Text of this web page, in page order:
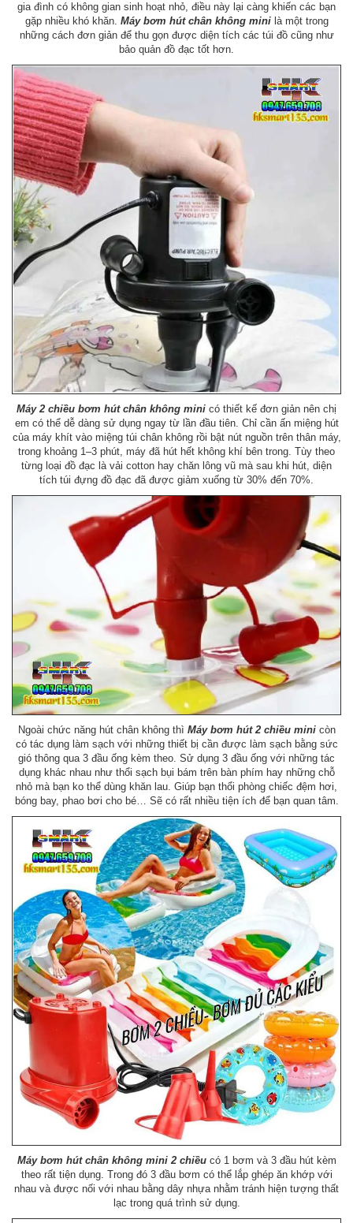
gia đình có không gian sinh hoạt nhỏ, điều này lại càng khiến các bạn
gặp nhiều khó khăn. Máy bơm hút chân không minilà một trong
những cách đơn giản để thu gọn được diện tích các túi đồ cũng như
bảo quản đồ đạc tốt hơn.
Máy 2 chiều bơm hút chân không mini có thiết kế đơn giản nên chị
em có thể dễ dàng sử dụng ngay từ lần đầu tiên. Chỉ cần ấn miệng hút
của máy khít vào miệng túi chân không rồi bật nút nguồn trên thân máy,
trong khoảng 1–3 phút, máy đã hút hết không khí bên trong. Tùy theo
từng loại đồ đạc là vải cotton hay chăn lông vũ mà sau khi hút, diện
tích túi đựng đồ đạc đã được giảm xuống từ 30% đến 70%.
Ngoài chức năng hút chân không thì Máy bơm hút 2 chiều minicòn
có tác dụng làm sạch với những thiết bị cần được làm sạch bằng sức
gió thông qua 3 đầu ống kèm theo. Sử dụng 3 đầu ống với những tác
dụng khác nhau như thổi sạch bụi bám trên bàn phím hay những chỗ
nhỏ mà bạn ko thể dùng khăn lau. Giúp bạn thổi phòng chiếc đệm hơi,
bóng bay, phao bơi cho bé… Sẽ có rất nhiều tiện ích để bạn quan tâm.
Máy bơm hút chân không mini 2 chiềucó 1 bơm và 3 đầu hút kèm
theo rất tiện dụng. Trong đó 3 đầu bơm có thể lắp ghép ăn khớp với
nhau và được nối với nhau bằng dây nhựa nhằm tránh hiện tượng thất
lạc trong quá trình sử dụng.